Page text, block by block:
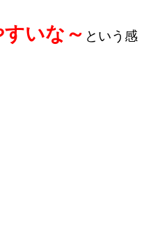
いな～ という感